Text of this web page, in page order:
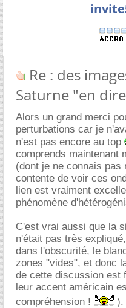
Re : des
Saturne "en
Alors un grand merci
perturbations car je
n'est pas encore au top
comprends maintenant
(dont je ne connais pas
contente de voir ces
lien est vraiment
phénomène
C'est vrai aussi que la
n'était pas très
dans l'obscurité, le
zones "vides", et donc
de cette discussion est
leur accent américain
compréhension !
).